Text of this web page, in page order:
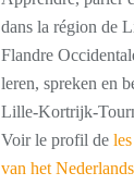
dans la région de
Flandre
leren, spreken en
Lille-Kortrijk-
Voir le profil de
van het Nederlands